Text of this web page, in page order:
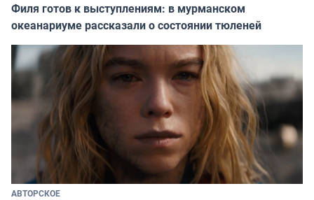
Филя готов к выступлениям: в мурманском
океанариуме рассказали о состоянии тюленей
АВТОРСКОЕ